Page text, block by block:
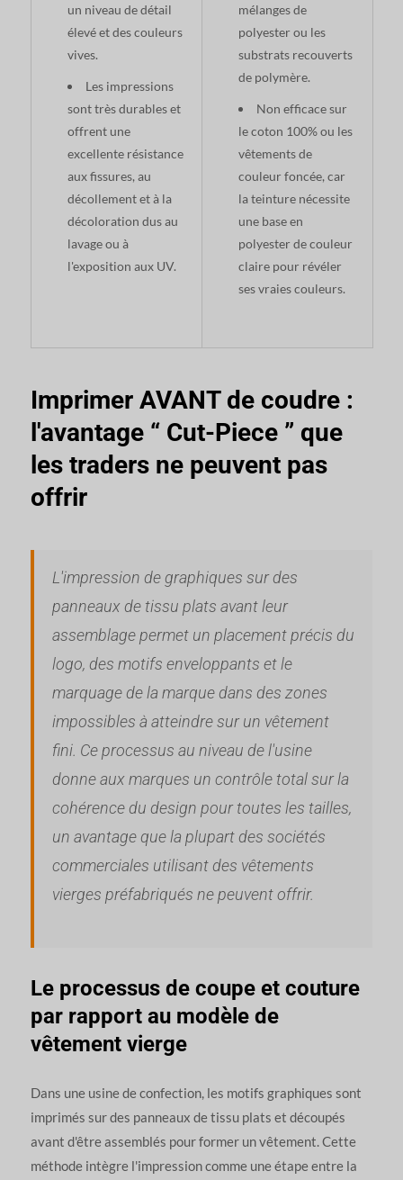
un niveau de détail
élevé et des couleurs
vives.
Les impressions
sont très durables et
offrent une
excellente résistance
aux fissures, au
décollement et à la
décoloration dus au
lavage ou à
l'exposition aux UV.
mélanges de
polyester ou les
substrats recouverts
de polymère.
Non efficace sur
le coton 100% ou les
vêtements de
couleur foncée, car
la teinture nécessite
une base en
polyester de couleur
claire pour révéler
ses vraies couleurs.
Imprimer AVANT de coudre :
l'avantage “ Cut-Piece ” que
les traders ne peuvent pas
offrir
L'impression de graphiques sur des
panneaux de tissu plats avant leur
assemblage permet un placement précis du
logo, des motifs enveloppants et le
marquage de la marque dans des zones
impossibles à atteindre sur un vêtement
fini. Ce processus au niveau de l'usine
donne aux marques un contrôle total sur la
cohérence du design pour toutes les tailles,
un avantage que la plupart des sociétés
commerciales utilisant des vêtements
vierges préfabriqués ne peuvent offrir.
Le processus de coupe et couture
par rapport au modèle de
vêtement vierge
Dans une usine de confection, les motifs graphiques sont
imprimés sur des panneaux de tissu plats et découpés
avant d'être assemblés pour former un vêtement. Cette
méthode intègre l'impression comme une étape entre la